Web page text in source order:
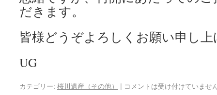
だきます。
皆様どうぞよろしくお願い申し
UG
カテゴリー: 桜川遺産（その他） | コメントは受け付けていませ